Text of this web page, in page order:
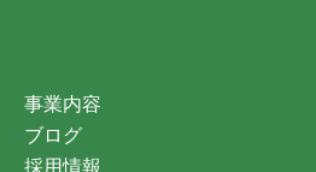
事業内容
ブログ
採用情報